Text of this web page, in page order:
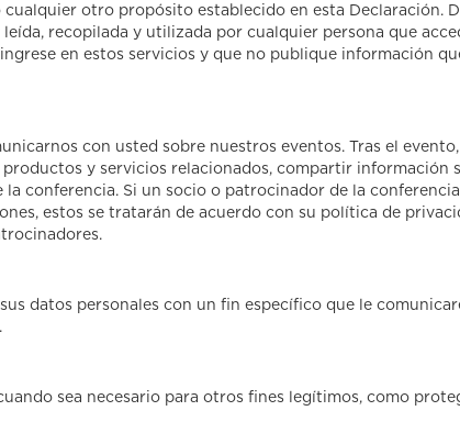
otro propósito establecido en esta Declaración.
recopilada y utilizada por cualquier persona que
en estos servicios y que no publique información
con usted sobre nuestros eventos. Tras el
y servicios relacionados, compartir información
conferencia. Si un socio o patrocinador de la
estos se tratarán de acuerdo con su política de
datos personales con un fin específico que le
sea necesario para otros fines legítimos, como